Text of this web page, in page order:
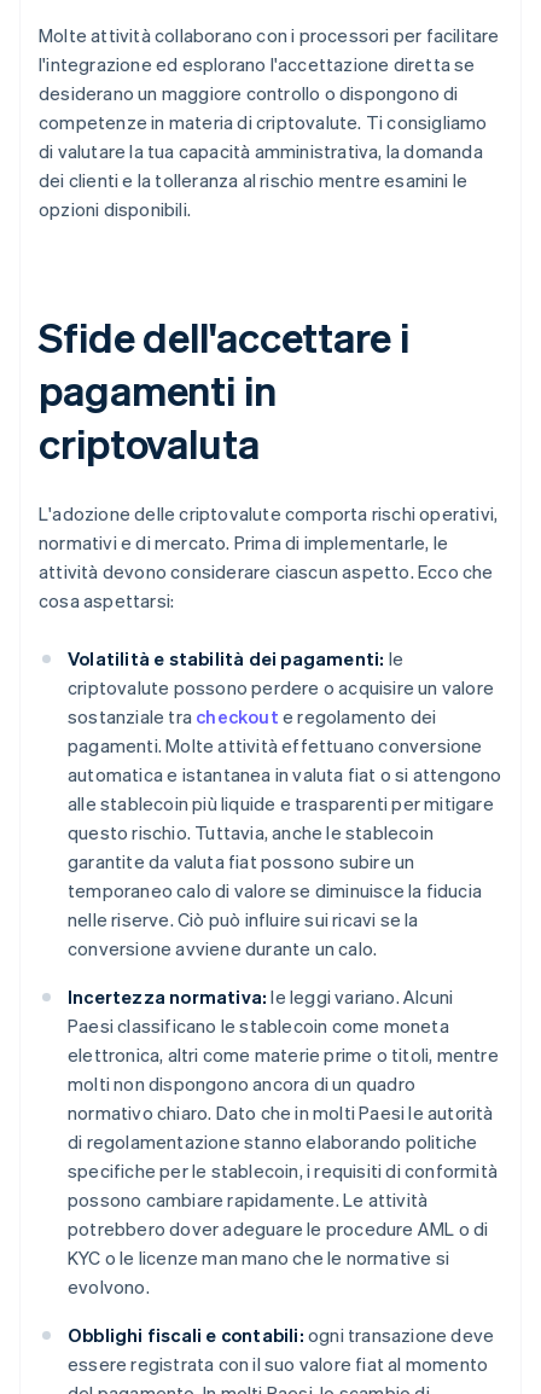
Molte attività collaborano con i processori per facilitare
l'integrazione ed esplorano l'accettazione diretta se
desiderano un maggiore controllo o dispongono di
competenze in materia di criptovalute. Ti consigliamo
di valutare la tua capacità amministrativa, la domanda
dei clienti e la tolleranza al rischio mentre esamini le
opzioni disponibili.
Sfide dell'accettare i
pagamenti in
criptovaluta
L'adozione delle criptovalute comporta rischi operativi,
normativi e di mercato. Prima di implementarle, le
attività devono considerare ciascun aspetto. Ecco che
cosa aspettarsi:
Volatilità e stabilità dei pagamenti: le
criptovalute possono perdere o acquisire un valore
sostanziale tra checkout e regolamento dei
pagamenti. Molte attività effettuano conversione
automatica e istantanea in valuta fiat o si attengono
alle stablecoin più liquide e trasparenti per mitigare
questo rischio. Tuttavia, anche le stablecoin
garantite da valuta fiat possono subire un
temporaneo calo di valore se diminuisce la fiducia
nelle riserve. Ciò può influire sui ricavi se la
conversione avviene durante un calo.
Incertezza normativa: le leggi variano. Alcuni
Paesi classificano le stablecoin come moneta
elettronica, altri come materie prime o titoli, mentre
molti non dispongono ancora di un quadro
normativo chiaro. Dato che in molti Paesi le autorità
di regolamentazione stanno elaborando politiche
specifiche per le stablecoin, i requisiti di conformità
possono cambiare rapidamente. Le attività
potrebbero dover adeguare le procedure AML o di
KYC o le licenze man mano che le normative si
evolvono.
Obblighi fiscali e contabili: ogni transazione deve
essere registrata con il suo valore fiat al momento